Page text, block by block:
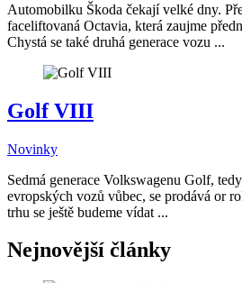
Automobilku Škoda čekají velké dny.
faceliftovaná Octavia, která zaujme
Chystá se také druhá generace vozu ...
Golf VIII
Novinky
Sedmá generace Volkswagenu Golf,
evropských vozů vůbec, se prodává or
trhu se ještě budeme vídat ...
Nejnovější články